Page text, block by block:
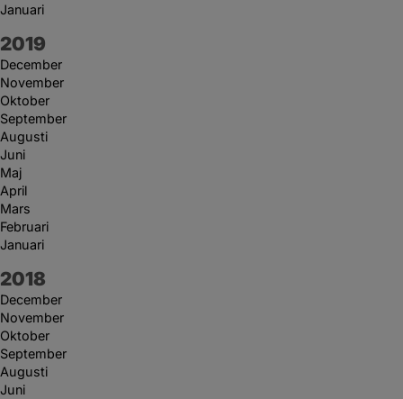
Januari
År:
2019
December
November
Oktober
September
Augusti
Juni
Maj
April
Mars
Februari
Januari
År:
2018
December
November
Oktober
September
Augusti
Juni